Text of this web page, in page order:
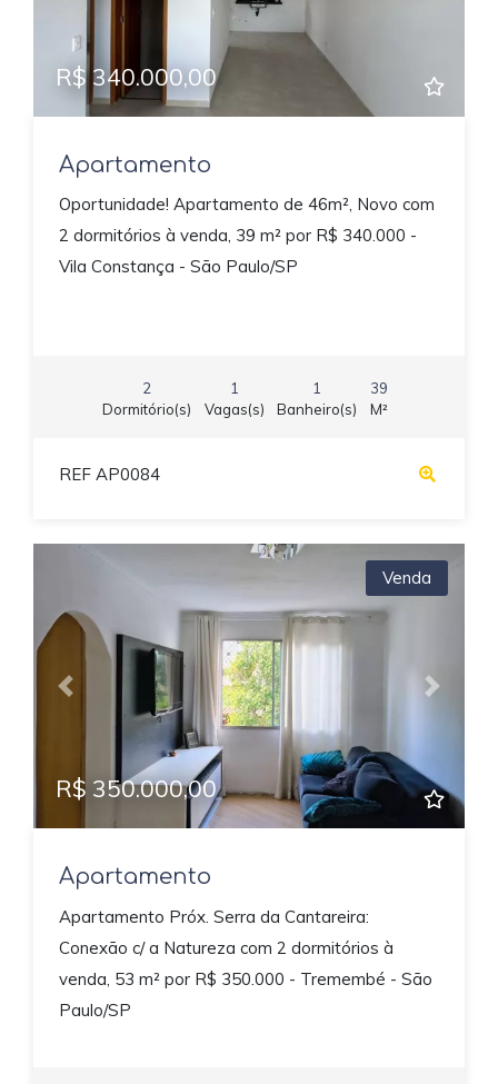
R$ 340.000,00
Apartamento
Oportunidade! Apartamento de 46m², Novo com
2 dormitórios à venda, 39 m² por R$ 340.000 -
Vila Constança - São Paulo/SP
2
Dormitório(s)
1
Vagas(s)
1
Banheiro(s)
39
M²
REF AP0084
Previous Next
Venda
R$ 350.000,00
Apartamento
Apartamento Próx. Serra da Cantareira:
Conexão c/ a Natureza com 2 dormitórios à
venda, 53 m² por R$ 350.000 - Tremembé - São
Paulo/SP